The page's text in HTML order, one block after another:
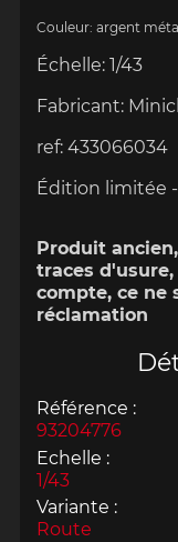
Couleur: argent
Échelle: 1/43
Fabricant:
ref: 433066034
Édition limitée
Produit
traces
compte, ce ne
réclamation
Référence :
93204776
Echelle :
1/43
Variante :
Route